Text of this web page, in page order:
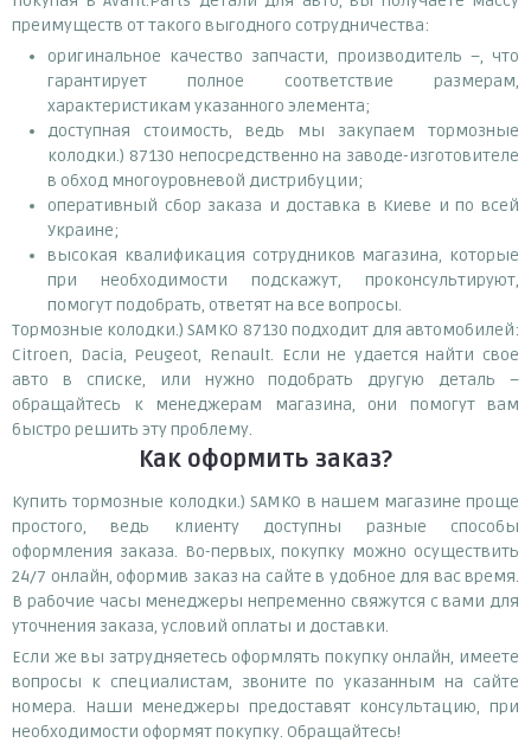
преимуществ от такого выгодного сотрудничества:
оригинальное качество запчасти, производитель –, что
гарантирует полное соответствие размерам,
характеристикам указанного элемента;
доступная стоимость, ведь мы закупаем тормозные
колодки.) 87130 непосредственно на заводе-изготовителе
в обход многоуровневой дистрибуции;
оперативный сбор заказа и доставка в Киеве и по всей
Украине;
высокая квалификация сотрудников магазина, которые
при необходимости подскажут, проконсультируют,
помогут подобрать, ответят на все вопросы.
Тормозные колодки.) SAMKO 87130 подходит для автомобилей:
Citroen, Dacia, Peugeot, Renault. Если не удается найти свое
авто в списке, или нужно подобрать другую деталь –
обращайтесь к менеджерам магазина, они помогут вам
быстро решить эту проблему.
Как оформить заказ?
Купить тормозные колодки.) SAMKO в нашем магазине проще
простого, ведь клиенту доступны разные способы
оформления заказа. Во-первых, покупку можно осуществить
24/7 онлайн, оформив заказ на сайте в удобное для вас время.
В рабочие часы менеджеры непременно свяжутся с вами для
уточнения заказа, условий оплаты и доставки.
Если же вы затрудняетесь оформлять покупку онлайн, имеете
вопросы к специалистам, звоните по указанным на сайте
номера. Наши менеджеры предоставят консультацию, при
необходимости оформят покупку. Обращайтесь!